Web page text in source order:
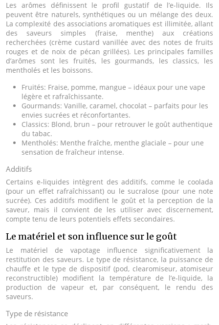
Les arômes définissent le profil gustatif de l’e-liquide. Ils
peuvent être naturels, synthétiques ou un mélange des deux.
La complexité des associations aromatiques est illimitée, allant
des saveurs simples (fraise, menthe) aux créations
recherchées (crème custard vanillée avec des notes de fruits
rouges et de noix de pécan grillées). Les principales familles
d’arômes sont les fruités, les gourmands, les classics, les
mentholés et les boissons.
Fruités: Fraise, pomme, mangue – idéaux pour une vape
légère et rafraîchissante.
Gourmands: Vanille, caramel, chocolat – parfaits pour les
envies sucrées et réconfortantes.
Classics: Blond, brun – pour retrouver le goût authentique
du tabac.
Mentholés: Menthe fraîche, menthe glaciale – pour une
sensation de fraîcheur intense.
Additifs
Certains e-liquides intègrent des additifs, comme le coolada
(pour un effet rafraîchissant) ou le sucralose (pour une note
sucrée). Ces additifs modifient le goût et la perception de la
saveur, mais il convient de les utiliser avec discernement,
compte tenu de leurs potentiels effets secondaires.
Le matériel et son influence sur le goût
Le matériel de vapotage influence significativement la
restitution des saveurs. Le type de résistance, la puissance de
chauffe et le type de dispositif (pod, clearomiseur, atomiseur
reconstructible) modifient la température de l’e-liquide, la
production de vapeur et, par conséquent, le rendu des
saveurs.
Type de résistance